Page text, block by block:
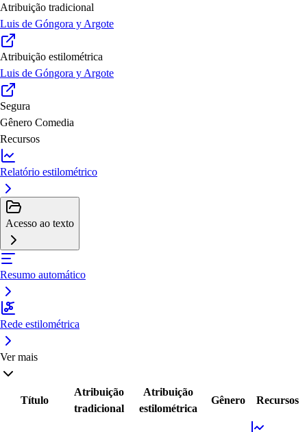
Atribuição tradicional
Luis de Góngora y Argote
Atribuição estilométrica
Luis de Góngora y Argote
Segura
Gênero Comedia
Recursos
Relatório estilométrico
Acesso ao texto
Resumo automático
Rede estilométrica
Ver mais
Título
Atribuição
tradicional
Atribuição
estilométrica
Gênero Recursos